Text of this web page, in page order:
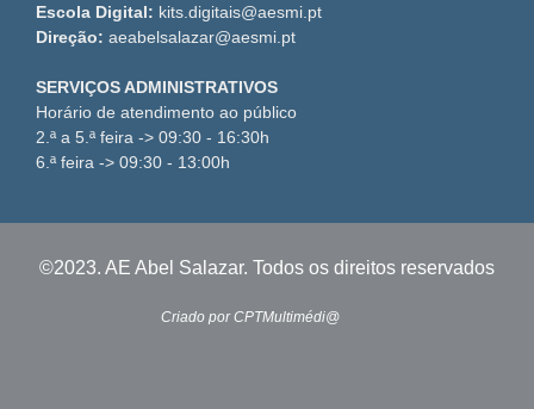
Escola Digital: kits.digitais@aesmi.pt
Direção: aeabelsalazar@aesmi.pt
SERVIÇOS ADMINISTRATIVOS
Horário de atendimento ao público
2.ª a 5.ª feira -> 09:30 - 16:30h
6.ª feira -> 09:30 - 13:00h
©2023. AE Abel Salazar. Todos os direitos reservados
Criado por CPTMultimédi@